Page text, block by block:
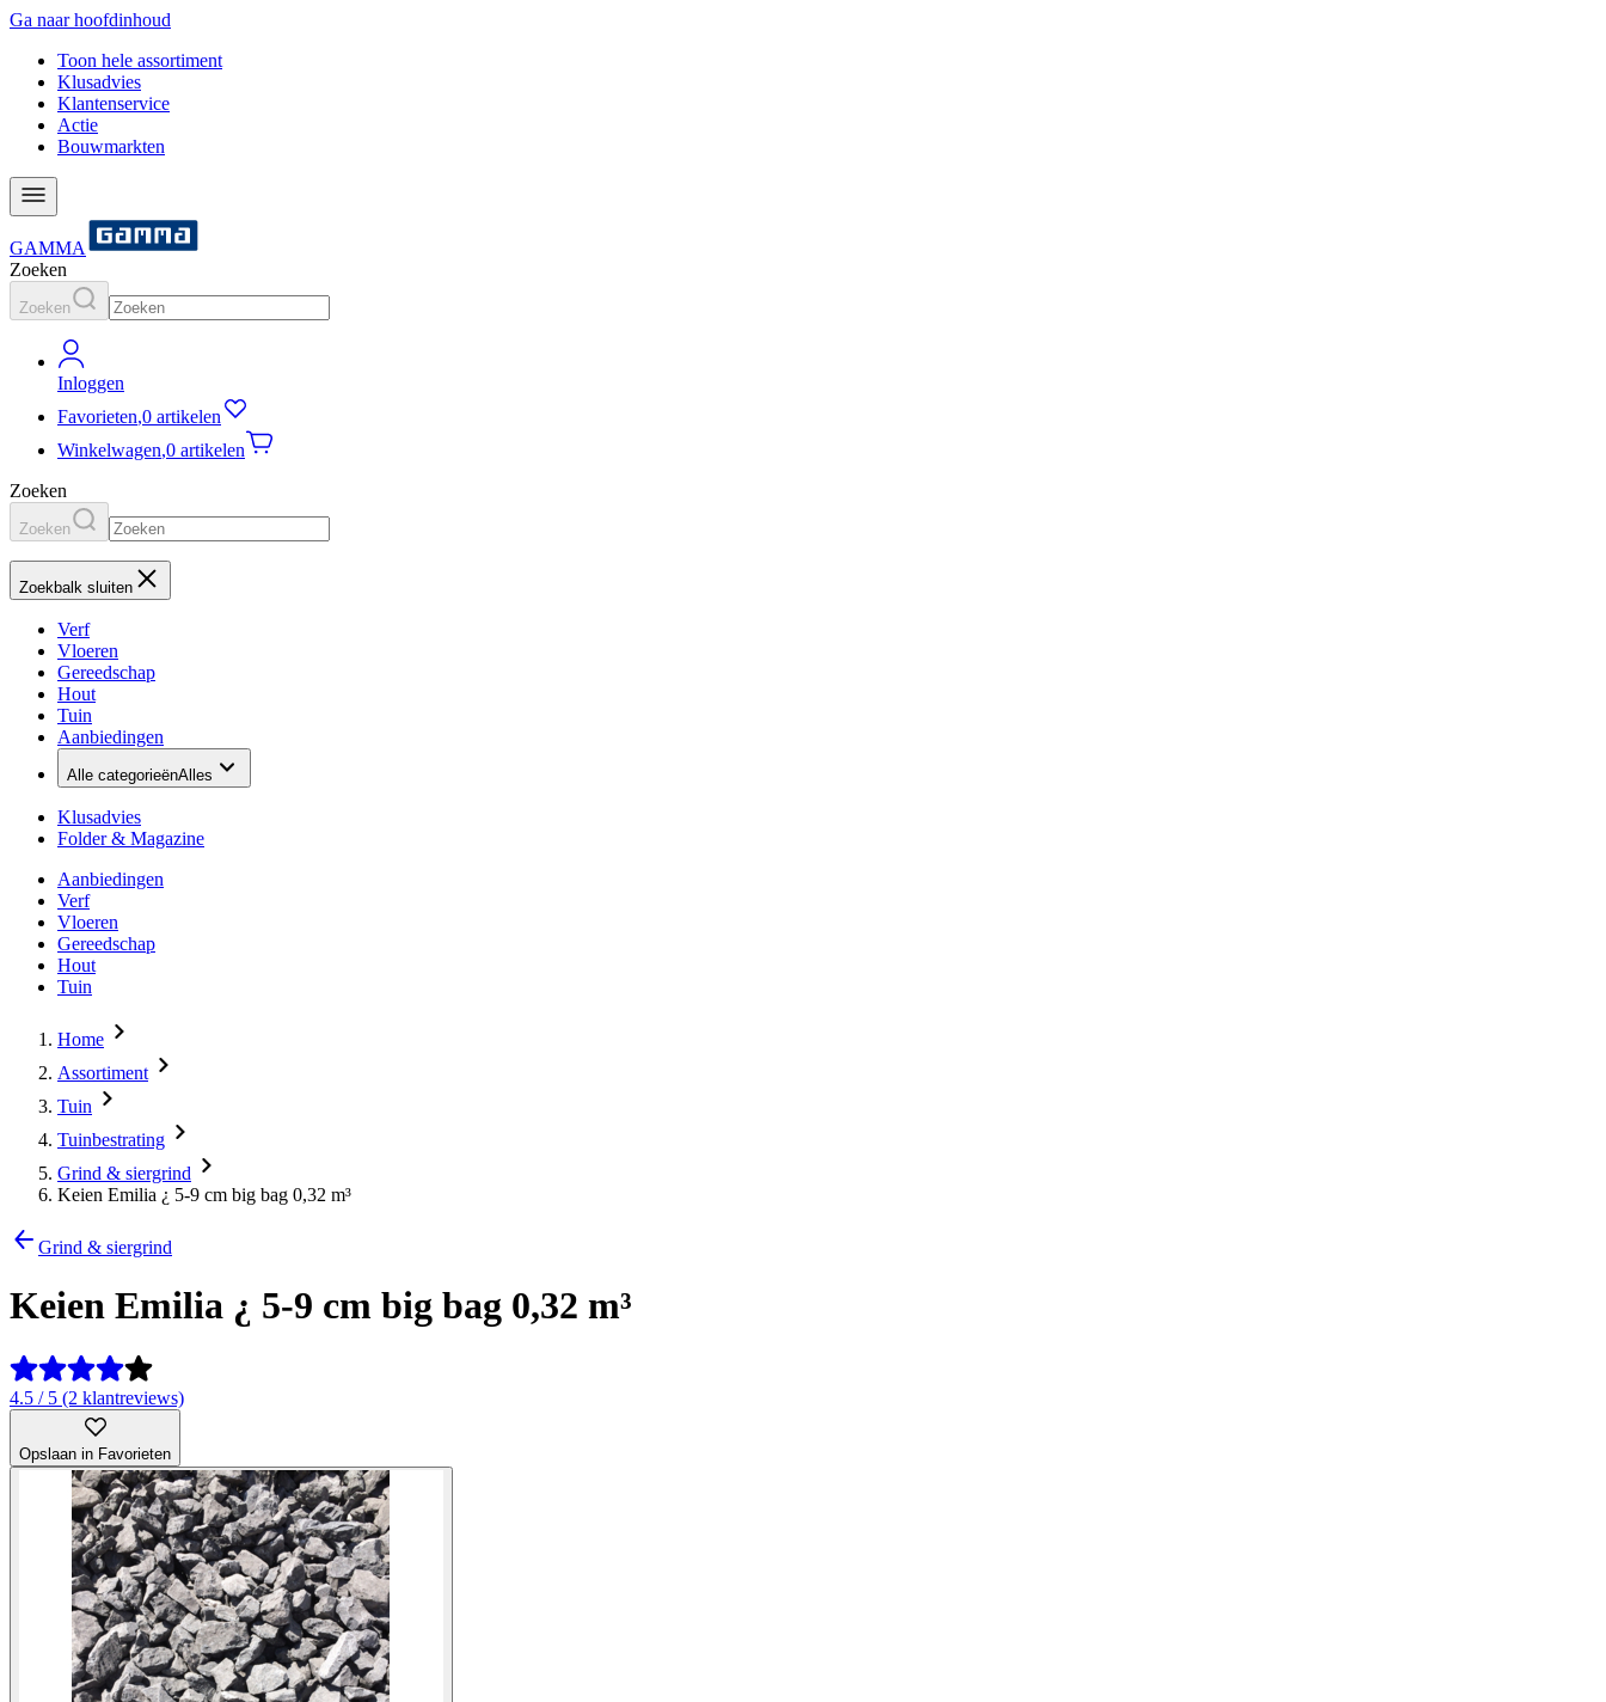
Ga naar hoofdinhoud
Toon hele assortiment
Klusadvies
Klantenservice
Actie
Bouwmarkten
GAMMA
Zoeken
Zoeken
Inloggen
Favorieten,0 artikelen
Winkelwagen,0 artikelen
Zoeken
Zoeken
Zoekbalk sluiten
Verf
Vloeren
Gereedschap
Hout
Tuin
Aanbiedingen
Alle categorieënAlles
Klusadvies
Folder & Magazine
Aanbiedingen
Verf
Vloeren
Gereedschap
Hout
Tuin
Home
Assortiment
Tuin
Tuinbestrating
Grind & siergrind
Keien Emilia ¿ 5-9 cm big bag 0,32 m³
Grind & siergrind
Keien Emilia ¿ 5-9 cm big bag 0,32 m³
4.5 / 5 (2 klantreviews)
Opslaan in Favorieten